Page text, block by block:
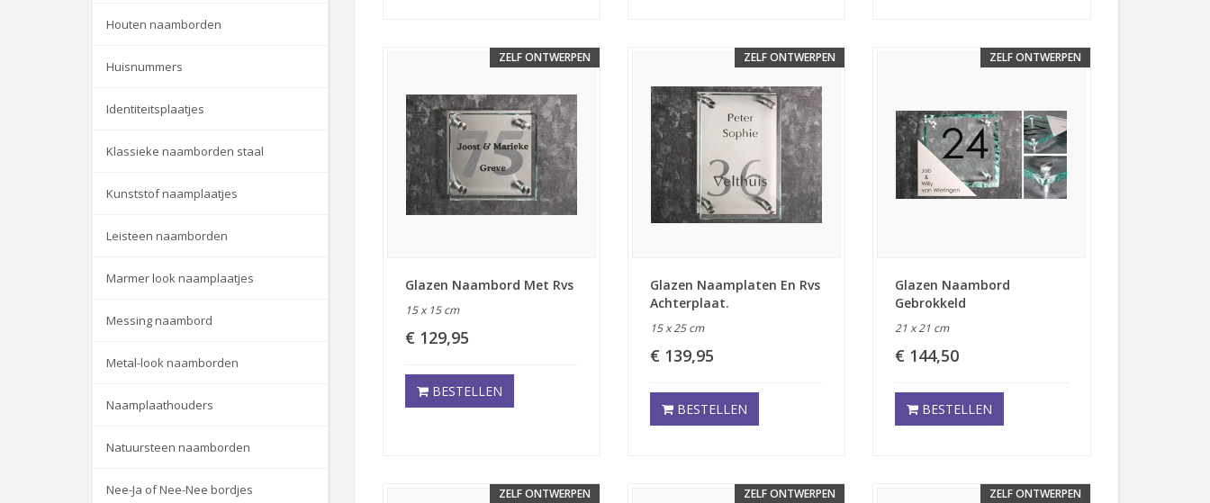
Houten naamborden
Huisnummers
Identiteitsplaatjes
Klassieke naamborden staal
Kunststof naamplaatjes
Leisteen naamborden
Marmer look naamplaatjes
Messing naambord
Metal-look naamborden
Naamplaathouders
Natuursteen naamborden
Nee-Ja of Nee-Nee bordjes
ZELF ONTWERPEN
Glazen Naambord Met Rvs
15 x 15 cm
€ 129,95
BESTELLEN
ZELF ONTWERPEN
Glazen Naamplaten En Rvs
Achterplaat.
15 x 25 cm
€ 139,95
BESTELLEN
ZELF ONTWERPEN
Glazen Naambord
Gebrokkeld
21 x 21 cm
€ 144,50
BESTELLEN
ZELF ONTWERPEN ZELF ONTWERPEN ZELF ONTWERPEN